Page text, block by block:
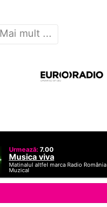
Mai mult ...
Urmează: 7.00
Musica viva
Matinalul altfel marca Radio România
Muzical